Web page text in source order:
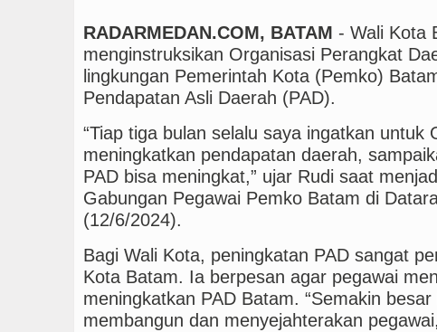
RADARMEDAN.COM, BATAM - Wali Kota
menginstruksikan Organisasi Perangkat
lingkungan Pemerintah Kota (Pemko)
Pendapatan Asli Daerah (PAD).
“Tiap tiga bulan selalu saya ingatkan untuk
meningkatkan pendapatan daerah,
PAD bisa meningkat,” ujar Rudi saat
Gabungan Pegawai Pemko Batam di
(12/6/2024).
Bagi Wali Kota, peningkatan PAD sangat
Kota Batam. Ia berpesan agar pegawai
meningkatkan PAD Batam. “Semakin
membangun dan menyejahterakan